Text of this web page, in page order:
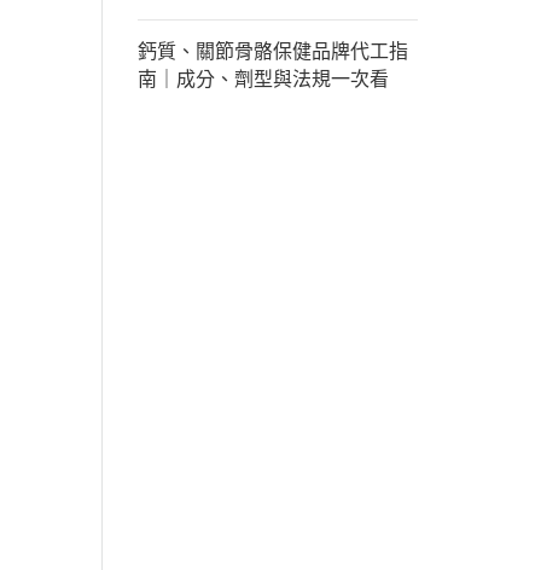
鈣質、關節骨骼保健品牌代工指
南｜成分、劑型與法規一次看